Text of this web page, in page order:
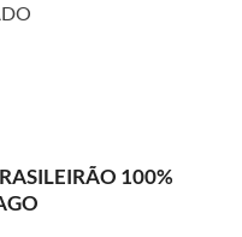
100%